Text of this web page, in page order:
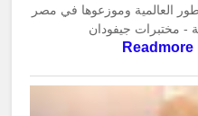
العالمية وموزعوها في مصر
- مختبرات جيفودان
Readmore